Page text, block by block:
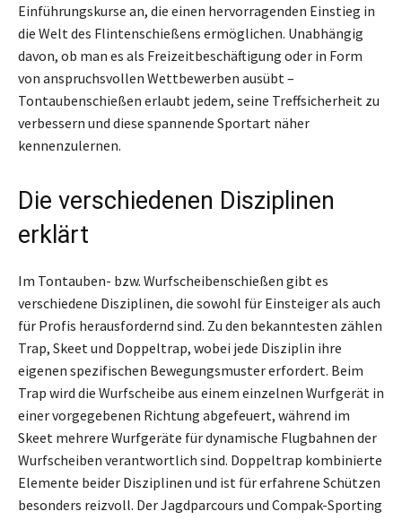
Einführungskurse an, die einen hervorragenden Einstieg in
die Welt des Flintenschießens ermöglichen. Unabhängig
davon, ob man es als Freizeitbeschäftigung oder in Form
von anspruchsvollen Wettbewerben ausübt –
Tontaubenschießen erlaubt jedem, seine Treffsicherheit zu
verbessern und diese spannende Sportart näher
kennenzulernen.
Die verschiedenen Disziplinen
erklärt
Im Tontauben- bzw. Wurfscheibenschießen gibt es
verschiedene Disziplinen, die sowohl für Einsteiger als auch
für Profis herausfordernd sind. Zu den bekanntesten zählen
Trap, Skeet und Doppeltrap, wobei jede Disziplin ihre
eigenen spezifischen Bewegungsmuster erfordert. Beim
Trap wird die Wurfscheibe aus einem einzelnen Wurfgerät in
einer vorgegebenen Richtung abgefeuert, während im
Skeet mehrere Wurfgeräte für dynamische Flugbahnen der
Wurfscheiben verantwortlich sind. Doppeltrap kombinierte
Elemente beider Disziplinen und ist für erfahrene Schützen
besonders reizvoll. Der Jagdparcours und Compak-Sporting